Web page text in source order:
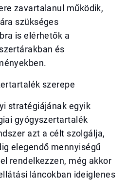
zavartalanul működik,
szükséges
is elérhetők a
és
szerepe
stratégiájának egyik
gyógyszertartalék
azt a célt szolgálja,
elegendő mennyiségű
rendelkezzen, még akkor
láncokban ideiglenes